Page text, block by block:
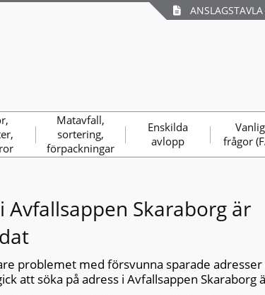
ANSLAGSTAVLA
Matavfall,
sortering,
förpackningar
Enskilda
avlopp
frågor
Avfallsappen Skaraborg är
problemet med försvunna sparade adresser
att söka på adress i Avfallsappen Skaraborg